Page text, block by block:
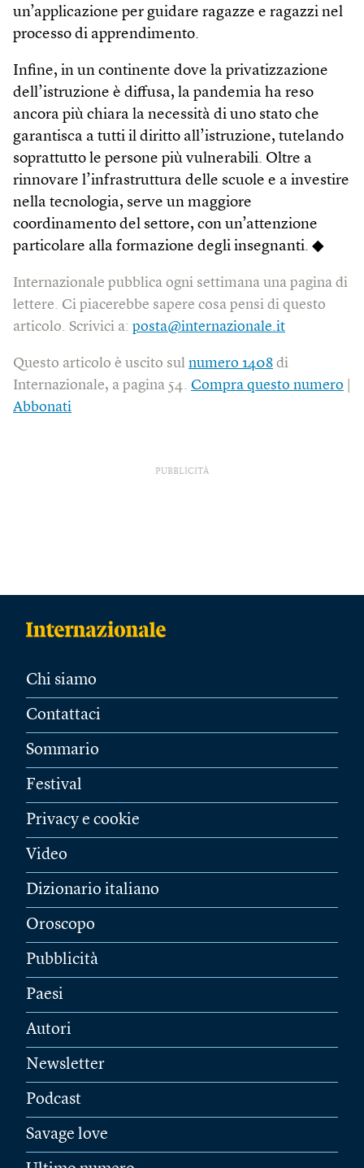
un’applicazione per guidare ragazze e ragazzi nel
processo di apprendimento.
Infine, in un continente dove la privatizzazione
dell’istruzione è diffusa, la pandemia ha reso
ancora più chiara la necessità di uno stato che
garantisca a tutti il diritto all’istruzione, tutelando
soprattutto le persone più vulnerabili. Oltre a
rinnovare l’infrastruttura delle scuole e a investire
nella tecnologia, serve un maggiore
coordinamento del settore, con un’attenzione
particolare alla formazione degli insegnanti. ◆
Internazionale pubblica ogni settimana una pagina di
lettere. Ci piacerebbe sapere cosa pensi di questo
articolo. Scrivici a: posta@internazionale.it
Questo articolo è uscito sul numero 1408 di
Internazionale, a pagina 54. Compra questo numero
Abbonati
PUBBLICITÀ
Chi siamo
Contattaci
Sommario
Festival
Privacy e cookie
Video
Dizionario italiano
Oroscopo
Pubblicità
Paesi
Autori
Newsletter
Podcast
Savage love